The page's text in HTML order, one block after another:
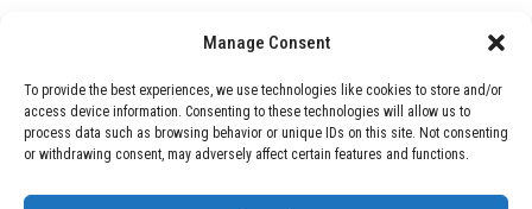
Manage Consent
To provide the best experiences, we use technologies like cookies to store and/or
access device information. Consenting to these technologies will allow us to
process data such as browsing behavior or unique IDs on this site. Not consenting
or withdrawing consent, may adversely affect certain features and functions.
Devastadora Explosión en Residencia
de Ancianos de Pensilvania Deja al
Menos Dos Víctimas Fatales